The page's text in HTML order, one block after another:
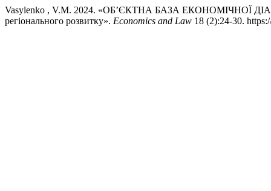
Vasylenko , V.M. 2024. «ОБ’ЄКТНА БАЗА ЕКОНОМІЧНОЇ
регіонального розвитку». Economics and Law 18 (2):24-30.